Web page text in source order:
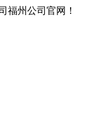
福州公司官网！